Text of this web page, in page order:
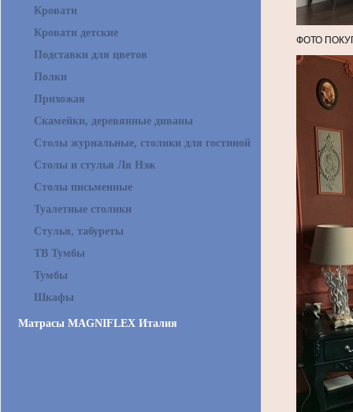
Кровати
Кровати детские
Подставки для цветов
Полки
Прихожая
Скамейки, деревянные диваны
Столы журнальные, столики для гостиной
Столы и стулья Ля Нэж
Столы письменные
Туалетные столики
Стулья, табуреты
ТВ Тумбы
Тумбы
Шкафы
Матрасы MAGNIFLEX Италия
ФОТО